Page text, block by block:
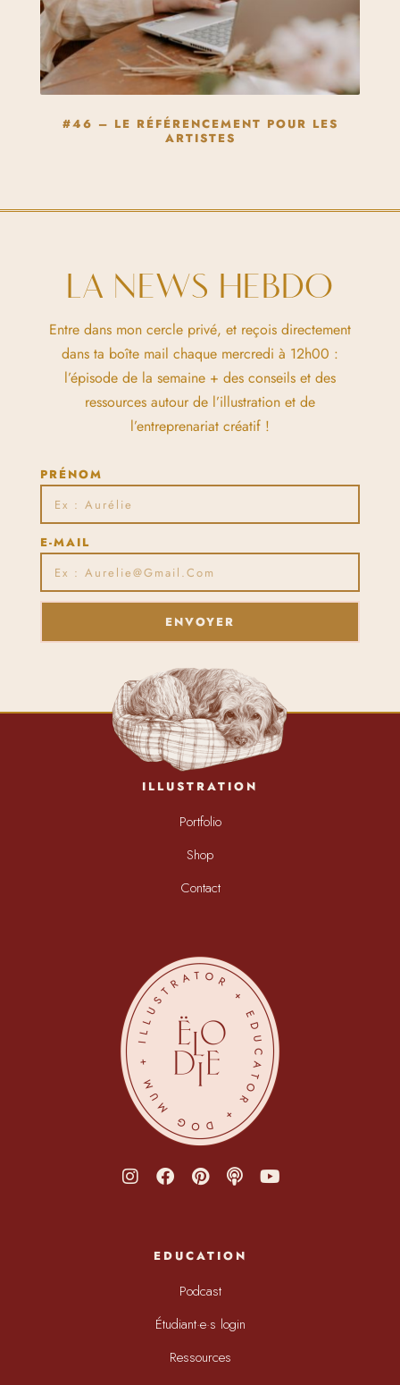
#46 – LE RÉFÉRENCEMENT POUR LES
ARTISTES
LA NEWS HEBDO
Entre dans mon cercle privé, et reçois directement
dans ta boîte mail chaque mercredi à 12h00 :
l’épisode de la semaine + des conseils et des
ressources autour de l’illustration et de
l’entreprenariat créatif !
PRÉNOM
E-MAIL
ENVOYER
ILLUSTRATION
Portfolio
Shop
Contact
EDUCATION
Podcast
Étudiant·e·s login
Ressources